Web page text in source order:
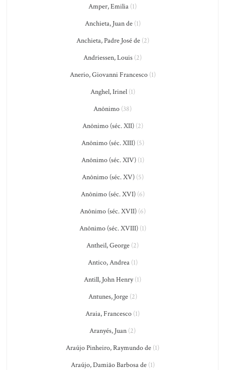
Amper, Emilia (1)
Anchieta, Juan de(1)
Anchieta, Padre José de(2)
Andriessen, Louis (2)
Anerio, Giovanni Francesco(1)
Anghel, Irinel(1)
Anônimo (38)
Anônimo (séc. XII)(2)
Anônimo (séc. XIII)(5)
Anônimo (séc. XIV)(1)
Anônimo (séc. XV)(5)
Anônimo (séc. XVI)(6)
Anônimo (séc. XVII)(6)
Anônimo (séc. XVIII)(1)
Antheil, George (2)
Antico, Andrea(1)
Antill, John Henry(1)
Antunes, Jorge(2)
Araia, Francesco (1)
Aranyés, Juan (2)
Araújo Pinheiro, Raymundo de (1)
Araújo, Damião Barbosa de(1)